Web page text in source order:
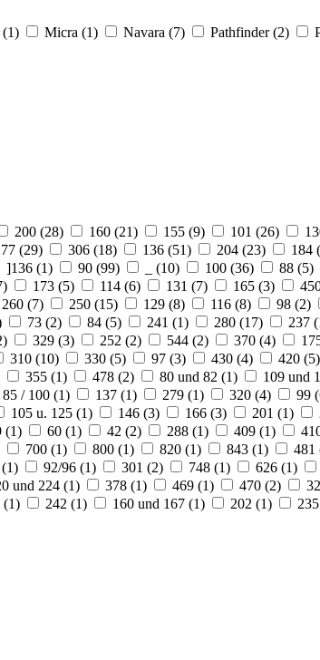
(1) Micra (1) Navara (7) Pathfinder (2)
200 (28) 160 (21) 155 (9) 101 (26)
(29) 306 (18) 136 (51) 204 (23) 184 (
]136 (1) 90 (99) _ (10) 100 (36) 88 (5)
) 173 (5) 114 (6) 131 (7) 165 (3)
260 (7) 250 (15) 129 (8) 116 (8) 98 (2)
73 (2) 84 (5) 241 (1) 280 (17) 237 (
) 329 (3) 252 (2) 544 (2) 370 (4)
310 (10) 330 (5) 97 (3) 430 (4) 420 (5)
355 (1) 478 (2) 80 und 82 (1) 109 und
85 / 100 (1) 137 (1) 279 (1) 320 (4) 99 (
105 u. 125 (1) 146 (3) 166 (3) 201 (1)
(1) 60 (1) 42 (2) 288 (1) 409 (1)
700 (1) 800 (1) 820 (1) 843 (1) 481
1) 92/96 (1) 301 (2) 748 (1) 626 (1)
und 224 (1) 378 (1) 469 (1) 470 (2)
(1) 242 (1) 160 und 167 (1) 202 (1)